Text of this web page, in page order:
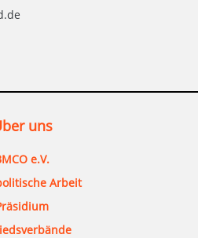
uns
e.V.
Arbeit